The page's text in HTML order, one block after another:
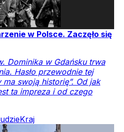
w Polsce. Zaczęło się
Dominika w Gdańsku trwa
Hasło przewodnie tej
swoją historię”. Od jak
ta impreza i od czego
Kraj